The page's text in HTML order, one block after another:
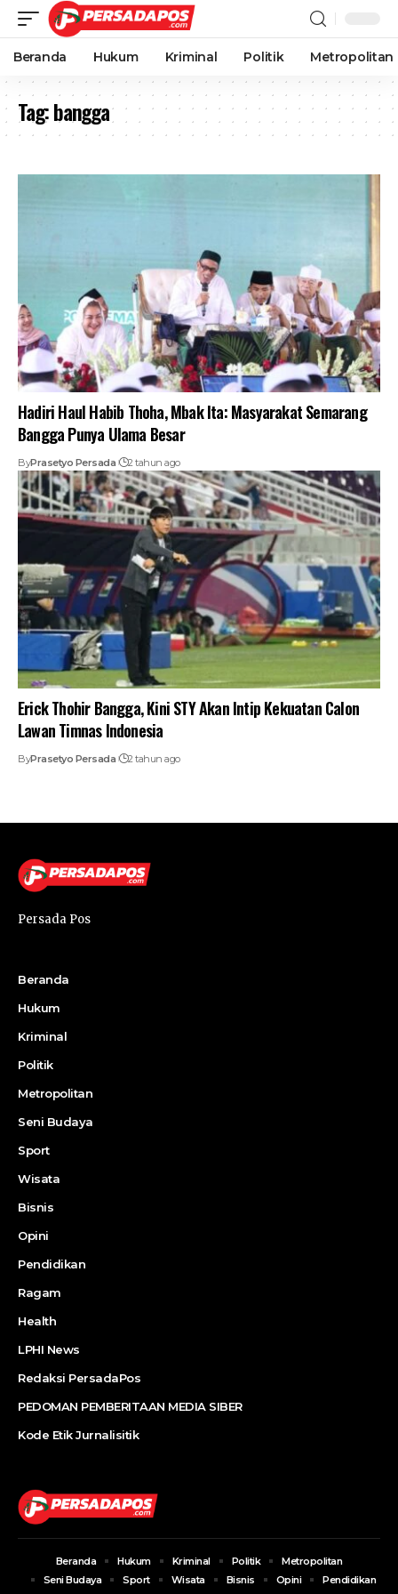
Beranda Hukum Kriminal Politik Metropolitan
Tag:bangga
Hadiri Haul Habib Thoha, Mbak Ita: Masyarakat Semarang
Bangga Punya Ulama Besar
ByPrasetyo Persada 2 tahun ago
Erick Thohir Bangga, Kini STY Akan Intip Kekuatan Calon
Lawan Timnas Indonesia
ByPrasetyo Persada 2 tahun ago
Persada Pos
Beranda
Hukum
Kriminal
Politik
Metropolitan
Seni Budaya
Sport
Wisata
Bisnis
Opini
Pendidikan
Ragam
Health
LPHI News
Redaksi PersadaPos
PEDOMAN PEMBERITAAN MEDIA SIBER
Kode Etik Jurnalisitik
Beranda Hukum Kriminal Politik
Metropolitan
Seni Budaya
Sport Wisata Bisnis Opini
Pendidikan